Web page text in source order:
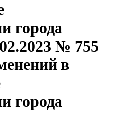
города
№ 755
в
города